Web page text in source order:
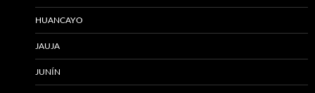
HUANCAYO
JAUJA
JUNÍN